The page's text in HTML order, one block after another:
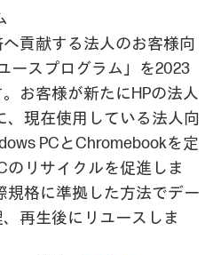
貢献する法人のお客様向
ースプログラム」を2023
お客様が新たにHPの法人
、現在使用している法人向
PCとChromebookを定
のリサイクルを促進しま
規格に準拠した方法でデー
再生後にリユースしま